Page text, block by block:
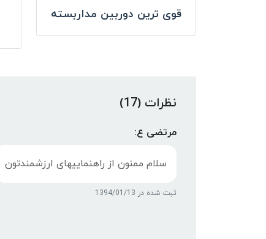
قوی ترین دوربین مداربسته
نظرات (17)
مرتضی ع:
سلام ممنون از راهنماییهای ارزشمندتون
ثبت شده در 1394/01/13